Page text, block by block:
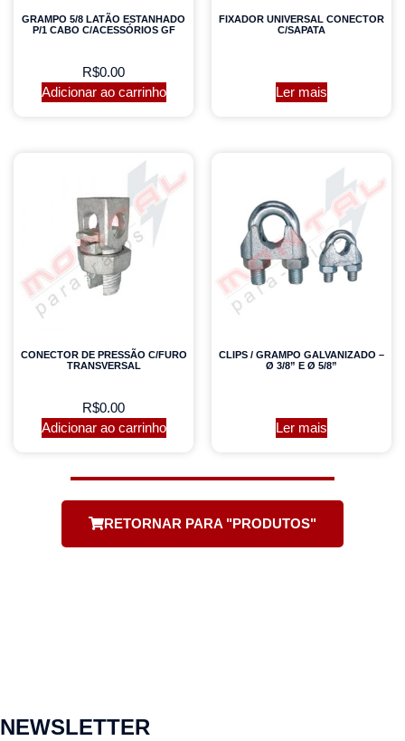
GRAMPO 5/8 LATÃO ESTANHADO
P/1 CABO C/ACESSÓRIOS GF
R$0.00
Adicionar ao carrinho
FIXADOR UNIVERSAL CONECTOR
C/SAPATA
Ler mais
CONECTOR DE PRESSÃO C/FURO
TRANSVERSAL
R$0.00
Adicionar ao carrinho
CLIPS / GRAMPO GALVANIZADO –
Ø 3/8” E Ø 5/8”
Ler mais
RETORNAR PARA "PRODUTOS"
NEWSLETTER